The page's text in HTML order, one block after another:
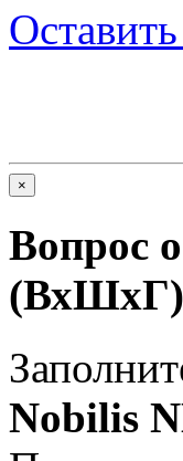
×
Вопрос
Nobilis